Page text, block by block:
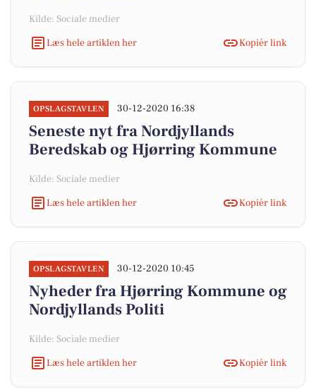
Kilde: Sociale medier
Læs hele artiklen her
Kopiér link
OPSLAGSTAVLEN 30-12-2020 16:38
Seneste nyt fra Nordjyllands
Beredskab og Hjørring Kommune
Kilde: Sociale medier
Læs hele artiklen her
Kopiér link
OPSLAGSTAVLEN 30-12-2020 10:45
Nyheder fra Hjørring Kommune og
Nordjyllands Politi
Kilde: Sociale medier
Læs hele artiklen her
Kopiér link